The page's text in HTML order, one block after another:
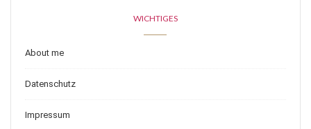
WICHTIGES
About me
Datenschutz
Impressum